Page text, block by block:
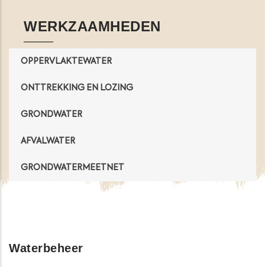
WERKZAAMHEDEN
OPPERVLAKTEWATER
ONTTREKKING EN LOZING
GRONDWATER
AFVALWATER
GRONDWATERMEETNET
Waterbeheer